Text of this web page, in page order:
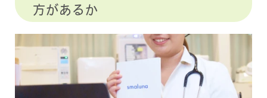
方があるか